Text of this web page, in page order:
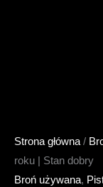
Strona główna/
roku | Stan dobry
Broń używana,